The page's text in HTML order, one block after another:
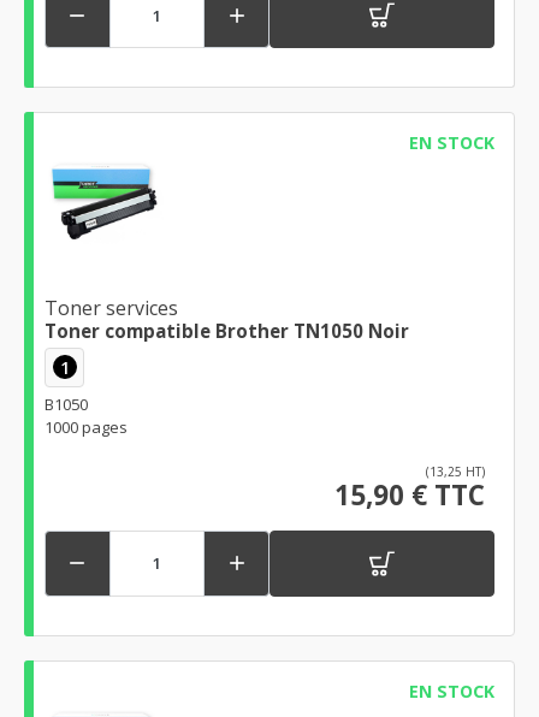
 
EN STOCK
Toner services
Toner compatible Brother TN1050 Noir
1
B1050
1000 pages
(13,25 HT)
15,90 € TTC
 
EN STOCK